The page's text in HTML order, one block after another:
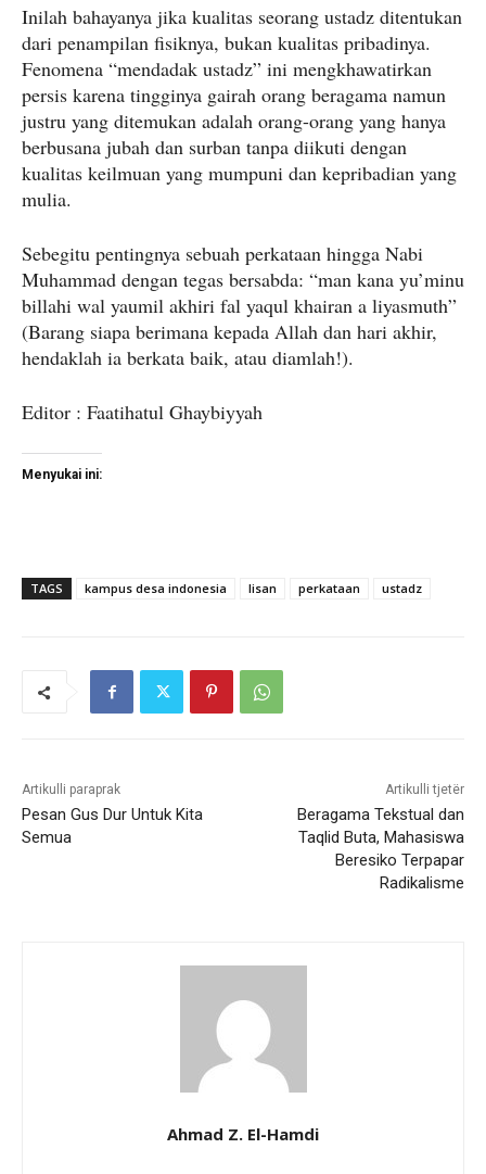
Inilah bahayanya jika kualitas seorang ustadz ditentukan
dari penampilan fisiknya, bukan kualitas pribadinya.
Fenomena “mendadak ustadz” ini mengkhawatirkan
persis karena tingginya gairah orang beragama namun
justru yang ditemukan adalah orang-orang yang hanya
berbusana jubah dan surban tanpa diikuti dengan
kualitas keilmuan yang mumpuni dan kepribadian yang
mulia.
Sebegitu pentingnya sebuah perkataan hingga Nabi
Muhammad dengan tegas bersabda: “man kana yu’minu
billahi wal yaumil akhiri fal yaqul khairan a liyasmuth”
(Barang siapa berimana kepada Allah dan hari akhir,
hendaklah ia berkata baik, atau diamlah!).
Editor : Faatihatul Ghaybiyyah
Menyukai ini:
TAGS kampus desa indonesia lisan perkataan ustadz
Artikulli paraprak
Pesan Gus Dur Untuk Kita
Semua
Artikulli tjetër
Beragama Tekstual dan
Taqlid Buta, Mahasiswa
Beresiko Terpapar
Radikalisme
Ahmad Z. El-Hamdi